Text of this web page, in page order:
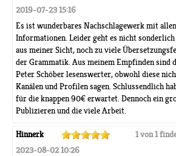
2019-07-23 15:16
Es ist wunderbares Nachschlagewerk mit
Informationen. Leider geht es nicht
aus meiner Sicht, noch zu viele
der Grammatik. Aus meinem Empfinden sind
Peter Schöber lesenswerter, obwohl diese
Kanälen und Profilen sagen. Schlussendlich
für die knappen 90€ erwartet. Dennoch ein
Publizieren und die viele Arbeit.
Hinnerk
1 von 1
2023-08-02 10:26